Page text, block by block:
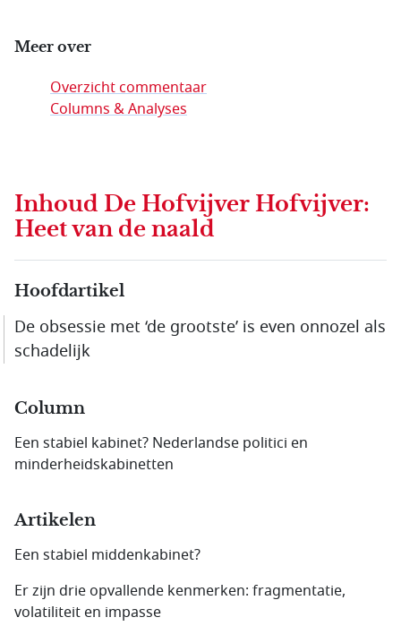
Meer over
Overzicht commentaar
Columns & Analyses
Inhoud De Hofvijver Hofvijver:
Heet van de naald
Hoofdartikel
De obsessie met ‘de grootste’ is even onnozel als
schadelijk
Column
Een stabiel kabinet? Nederlandse politici en
minderheidskabinetten
Artikelen
Een stabiel middenkabinet?
Er zijn drie opvallende kenmerken: fragmentatie,
volatiliteit en impasse